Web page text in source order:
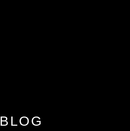
BLOG